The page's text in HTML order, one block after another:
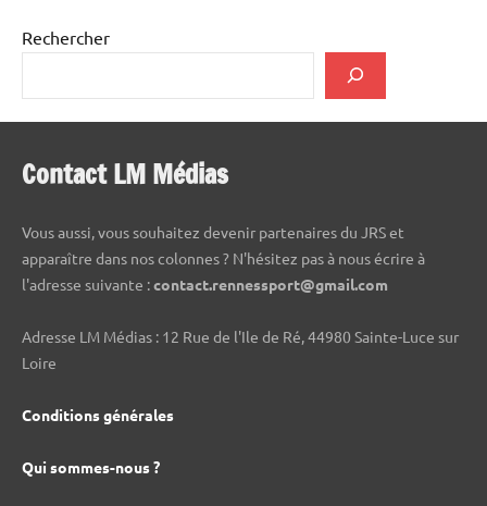
Rechercher
Contact LM Médias
Vous aussi, vous souhaitez devenir partenaires du JRS et
apparaître dans nos colonnes ? N'hésitez pas à nous écrire à
l'adresse suivante :contact.rennessport@gmail.com
Adresse LM Médias : 12 Rue de l'Ile de Ré, 44980 Sainte-Luce sur
Loire
Conditions générales
Qui sommes-nous ?